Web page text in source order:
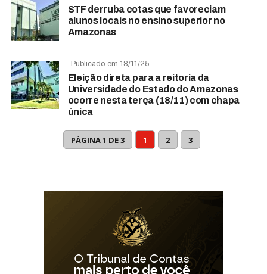
STF derruba cotas que favoreciam
alunos locais no ensino superior no
Amazonas
Publicado em 18/11/25
Eleição direta para a reitoria da
Universidade do Estado do Amazonas
ocorre nesta terça (18/11) com chapa
única
PÁGINA 1 DE 3 1 2 3